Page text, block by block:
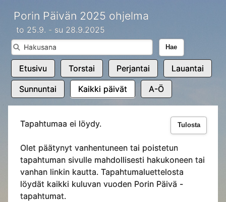
Porin Päivän 2025 ohjelma
to 25.9. - su 28.9.2025
Hae
Etusivu Torstai Perjantai Lauantai
Sunnuntai Kaikki päivät A-Ö
Tulosta
Tapahtumaa ei löydy.
Olet päätynyt vanhentuneen tai poistetun
tapahtuman sivulle mahdollisesti hakukoneen tai
vanhan linkin kautta. Tapahtumaluettelosta
löydät kaikki kuluvan vuoden Porin Päivä -
tapahtumat.